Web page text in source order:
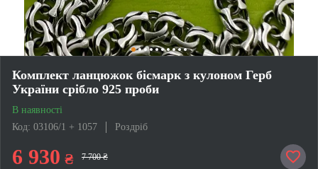
Комплект ланцюжок бісмарк з кулоном Герб
України срібло 925 проби
В наявності
Код: 03106/1 + 1057
Роздріб
6 930 ₴ 7 700 ₴